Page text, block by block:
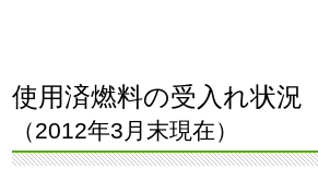
使用済燃料の受入れ状況
（2012年3月末現在）